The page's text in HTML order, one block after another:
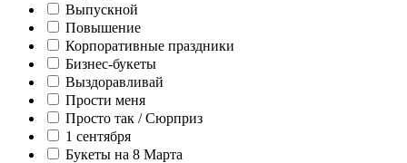
Выпускной
Повышение
Корпоративные праздники
Бизнес-букеты
Выздоравливай
Прости меня
Просто так / Сюрприз
1 сентября
Букеты на 8 Марта